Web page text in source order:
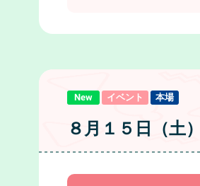
New イベント 本場
８月１５日（土